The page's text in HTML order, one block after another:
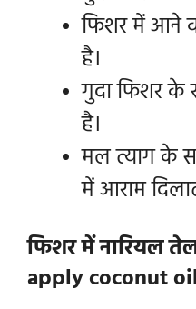
फिशर में आने
है।
गुदा फिशर के
है।
मल त्याग के
में आराम
फिशर में नारियल
apply coconut